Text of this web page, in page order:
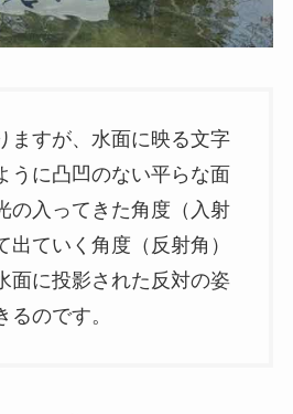
ますが、水面に映る文字
うに凸凹のない平らな面
の入ってきた角度（入射
出ていく角度（反射角）
面に投影された反対の姿
るのです。